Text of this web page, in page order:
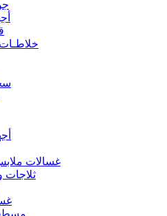
غسالات
ثلاجات